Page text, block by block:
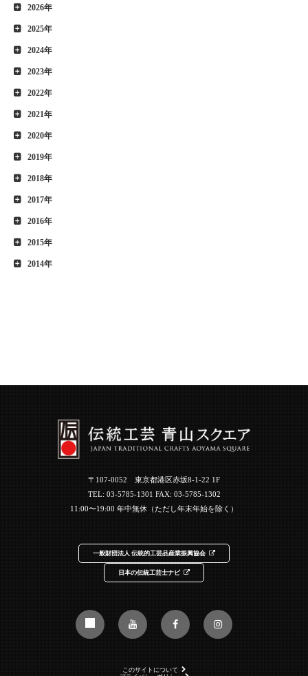
2026年
2025年
2024年
2023年
2022年
2021年
2020年
2019年
2018年
2017年
2016年
2015年
2014年
〒107-0052 東京都港区赤坂8-1-22 1F
TEL: 03-5785-1301 FAX: 03-5785-1302
11:00〜19:00 年中無休（ただし年末年始を除く）
一般財団法人 伝統的工芸品産業振興協会
日本の伝統工芸士ナビ
このサイトについて